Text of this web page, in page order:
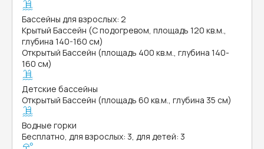
Бассейны для взрослых: 2
Крытый Бассейн (С подогревом, площадь 120 кв.м.,
глубина 140-160 см)
Открытый Бассейн (площадь 400 кв.м., глубина 140-
160 см)
Детские бассейны
Открытый Бассейн (площадь 60 кв.м., глубина 35 см)
Водные горки
Бесплатно, для взрослых: 3, для детей: 3